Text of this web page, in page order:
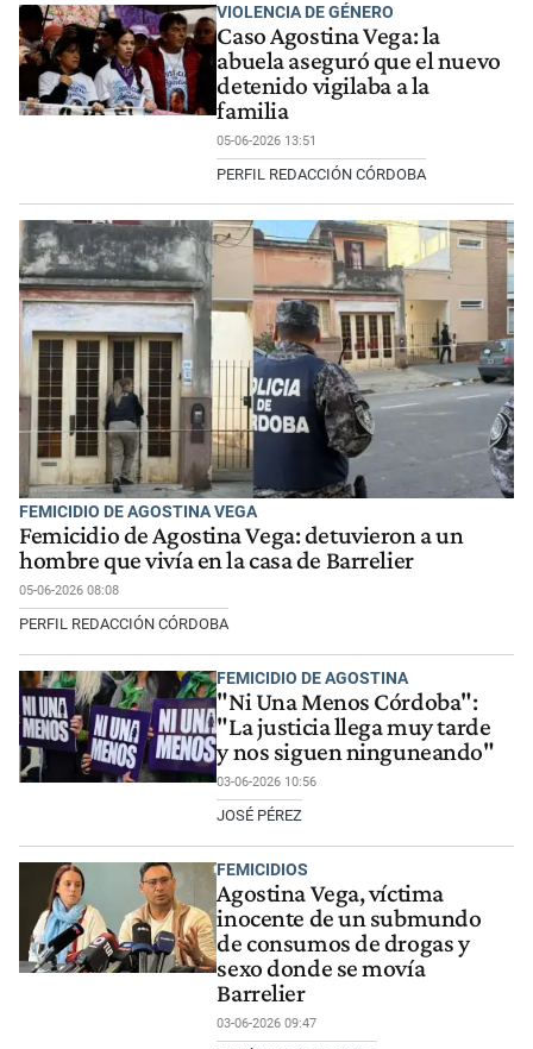
VIOLENCIA DE GÉNERO
Caso Agostina Vega: la
abuela aseguró que el nuevo
detenido vigilaba a la
familia
05-06-2026 13:51
PERFIL REDACCIÓN CÓRDOBA
FEMICIDIO DE AGOSTINA VEGA
Femicidio de Agostina Vega: detuvieron a un
hombre que vivía en la casa de Barrelier
05-06-2026 08:08
PERFIL REDACCIÓN CÓRDOBA
FEMICIDIO DE AGOSTINA
"Ni Una Menos Córdoba":
"La justicia llega muy tarde
y nos siguen ninguneando"
03-06-2026 10:56
JOSÉ PÉREZ
FEMICIDIOS
Agostina Vega, víctima
inocente de un submundo
de consumos de drogas y
sexo donde se movía
Barrelier
03-06-2026 09:47